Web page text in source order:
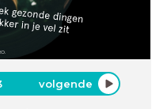
volgende